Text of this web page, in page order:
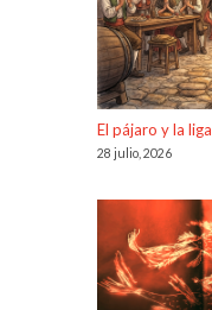
El pájaro y la liga
28 julio, 2026